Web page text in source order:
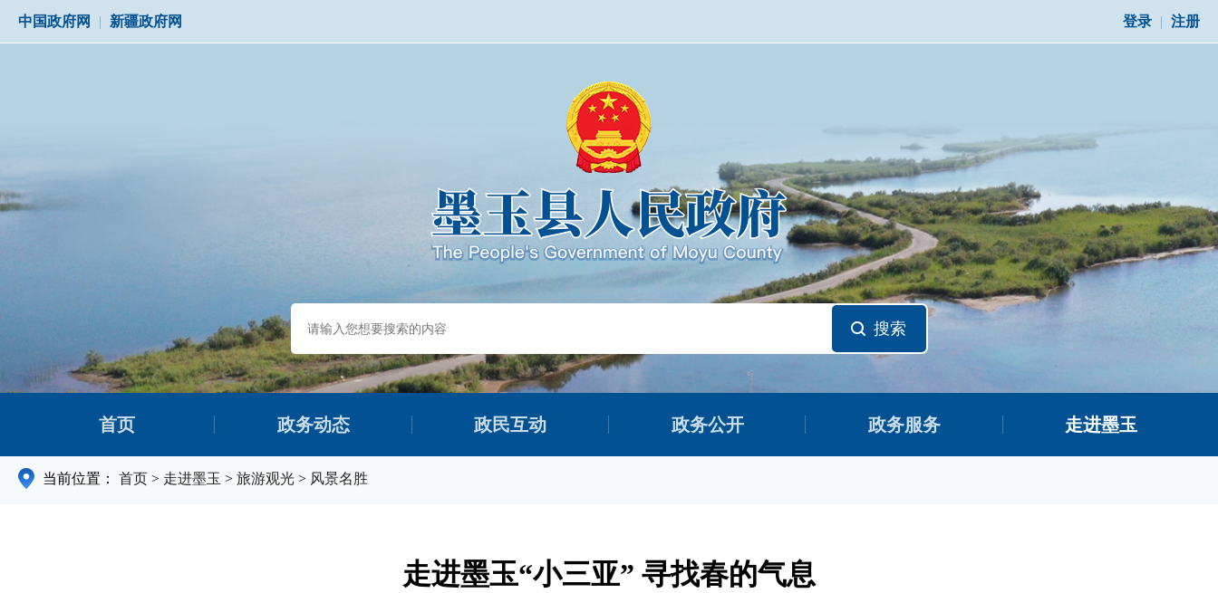
中国政府网 | 新疆政府网 登录 | 注册
搜索
首页 政务动态 政民互动 政务公开 政务服务 走进墨玉
当前位置： 首页 > 走进墨玉 > 旅游观光 > 风景名胜
走进墨玉“小三亚” 寻找春的气息